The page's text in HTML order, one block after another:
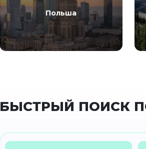
Польша
БЫСТРЫЙ ПОИСК